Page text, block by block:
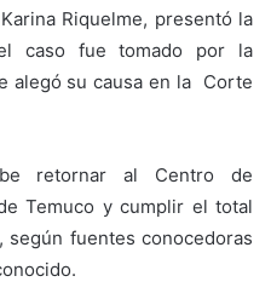
Riquelme, presentó la
caso fue tomado por la
alegó su causa en la Corte
retornar al Centro de
Temuco y cumplir el total
según fuentes conocedoras